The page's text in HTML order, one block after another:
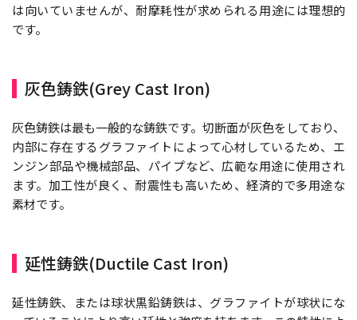
は向いていませんが、耐摩耗性が求められる用途には理想的
です。
灰色鋳鉄(Grey Cast Iron)
灰色鋳鉄は最も一般的な鋳鉄です。切断面が灰色をしており、
内部に存在するグラファイトによって心材しているため、エ
ンジン部品や機械部品、パイプなど、広範な用途に使用され
ます。加工性が良く、耐震性も高いため、経済的で多用途な
素材です。
延性鋳鉄(Ductile Cast Iron)
延性鋳鉄、または球状黒鉛鋳鉄は、グラファイトが球状にな